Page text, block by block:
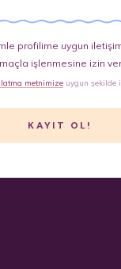
profilime uygun
işlenmesine izin
metnimize uygun şekilde